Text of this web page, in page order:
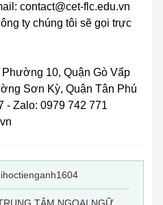
contact@cet-flc.edu.vn
ty chúng tôi sẽ gọi trực
10, Quận Gò Vấp
Sơn Kỳ, Quận Tân Phú
- Zalo: 0979 742 771